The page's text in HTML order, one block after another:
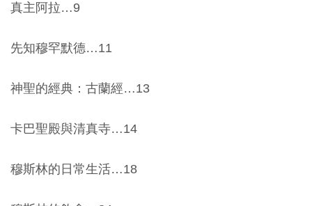
典
研
民
務
真主阿拉…9
先知穆罕默德…11
神聖的經典：古蘭經…13
卡巴聖殿與清真寺…14
穆斯林的日常生活…18